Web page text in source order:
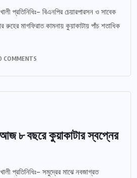
প্রতিনিধিঃ- বিএনপির চেয়ারপারসন ও সাবেক
রুহের মাগফিরাত কামনায় কুয়াকাটায় পাঁচ শতাধিক
COMMENTS
আজ ৮ বছরে কুয়াকাটার স্বপ্নের
প্রতিনিধিঃ- সমুদ্রের মাঝে নবজাগ্রত